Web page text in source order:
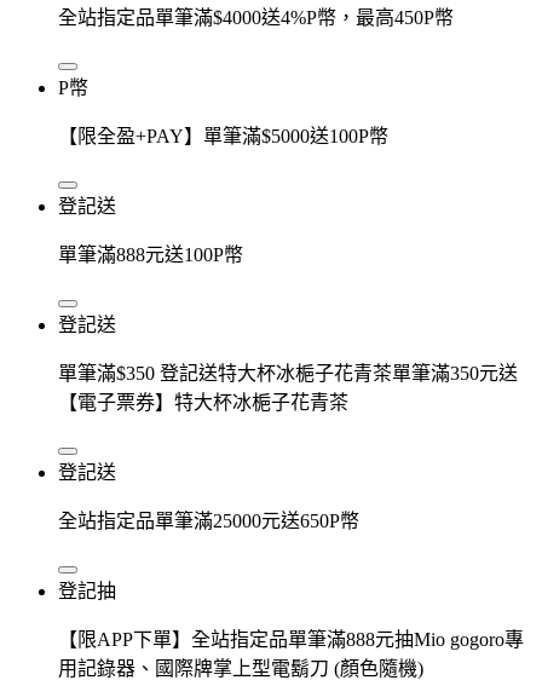
全站指定品單筆滿$4000送4%P幣，最高450P幣
P幣
【限全盈+PAY】單筆滿$5000送100P幣
登記送
單筆滿888元送100P幣
登記送
單筆滿$350 登記送特大杯冰梔子花青茶單筆滿350元送
【電子票券】特大杯冰梔子花青茶
登記送
全站指定品單筆滿25000元送650P幣
登記抽
【限APP下單】全站指定品單筆滿888元抽Mio gogoro專
用記錄器、國際牌掌上型電鬍刀 (顏色隨機)